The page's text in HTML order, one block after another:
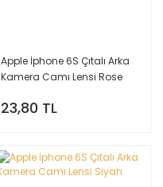
Apple İphone 6S Çıtalı Arka
Kamera Camı Lensi Rose
23,80 TL